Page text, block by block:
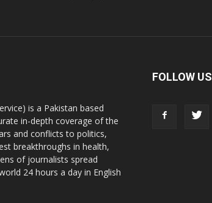
is a Pakistan based
in-depth coverage of the
and conflicts to politics,
breakthroughs in health,
of journalists spread
24 hours a day in English
FOLLOW US